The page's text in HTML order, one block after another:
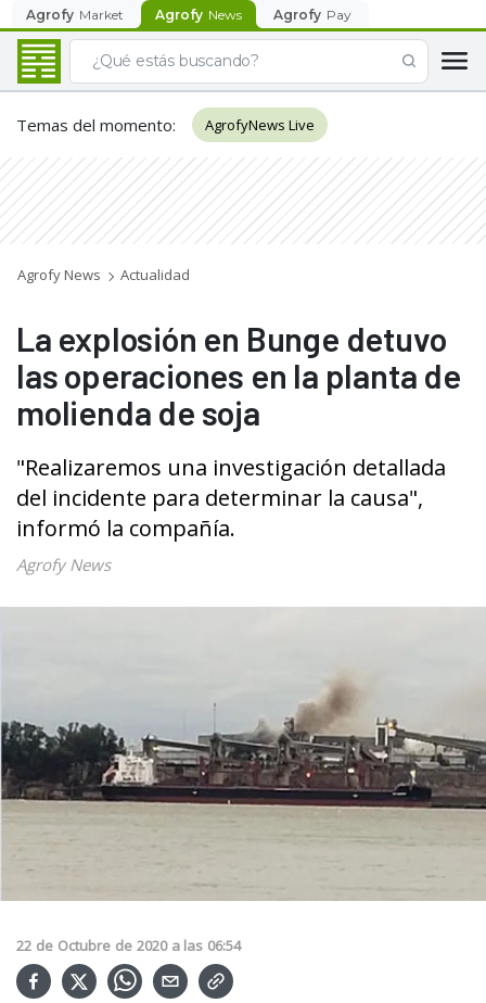
Agrofy Market Agrofy News Agrofy Pay
Temas del momento: AgrofyNews Live
Agrofy News Actualidad
La explosión en Bunge detuvo
las operaciones en la planta de
molienda de soja
"Realizaremos una investigación detallada
del incidente para determinar la causa",
informó la compañía.
Agrofy News
22 de Octubre de 2020 a las 06:54